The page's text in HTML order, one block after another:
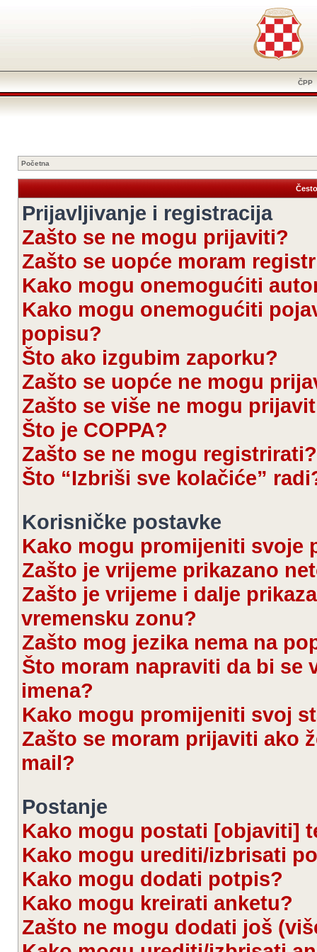
ČPP
Početna
Prijavljivanje i registracija
Zašto se ne mogu prijaviti?
Zašto se uopće moram
Kako mogu onemogućiti
Kako mogu onemogućiti
popisu?
Što ako izgubim zaporku?
Zašto se uopće ne mogu
Zašto se više ne mogu
Što je COPPA?
Zašto se ne mogu registrirati?
Što “Izbriši sve kolačiće”
Korisničke postavke
Kako mogu promijeniti svoje
Zašto je vrijeme prikazano
Zašto je vrijeme i dalje
vremensku zonu?
Zašto mog jezika nema na
Što moram napraviti da bi
imena?
Kako mogu promijeniti svoj
Zašto se moram prijaviti ako
mail?
Postanje
Kako mogu postati [objaviti]
Kako mogu urediti/izbrisati
Kako mogu dodati potpis?
Kako mogu kreirati anketu?
Zašto ne mogu dodati još